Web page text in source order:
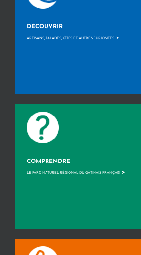
DÉCOUVRIR
ARTISANS, BALADES, GÎTES ET AUTRES CURIOSITÉS >
COMPRENDRE
LE PARC NATUREL RÉGIONAL DU GÂTINAIS FRANÇAIS >